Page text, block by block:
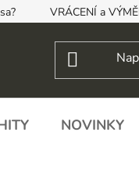
VRÁCENÍ a
NOVINKY